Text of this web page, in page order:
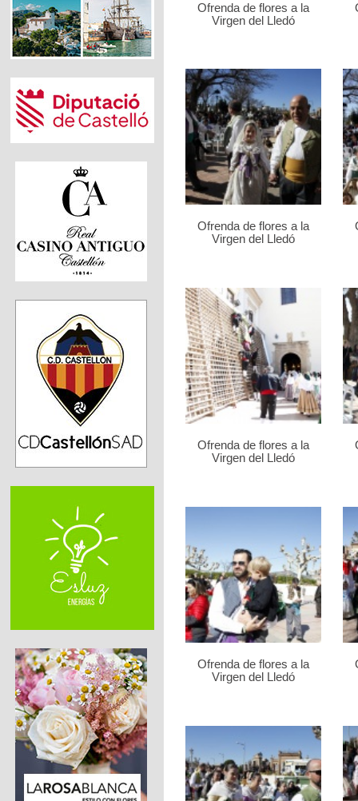
Ofrenda de flores a la
Virgen del Lledó
Ofrenda de flores a la
Virgen del Lledó
Ofrenda de flores a la
Virgen del Lledó
Ofrenda de flores a la
Virgen del Lledó